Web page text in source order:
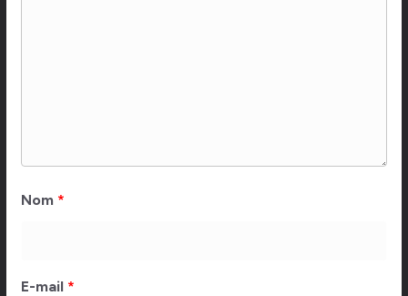
Nom *
E-mail *